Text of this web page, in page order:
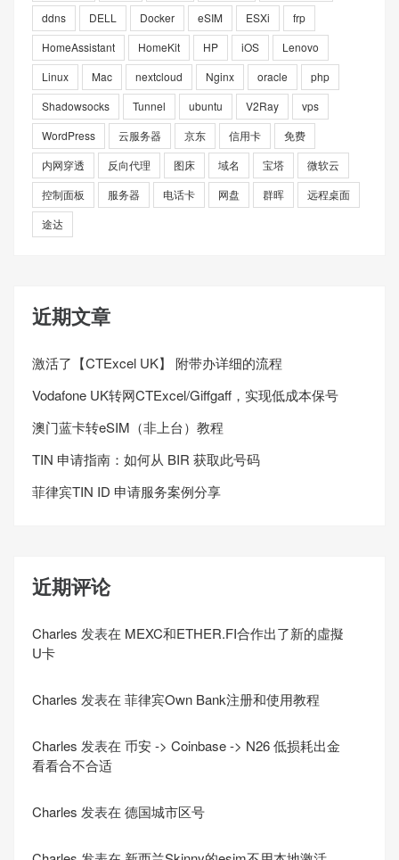
ddns DELL Docker eSIM ESXi
frp
HomeAssistant
HomeKit HP iOS
Lenovo
Linux
Mac nextcloud Nginx oracle
php
Shadowsocks
Tunnel ubuntu V2Ray
vps
WordPress
云服务器 京东 信用卡
免费
内网穿透
反向代理 图床 域名 宝塔
微软云
控制面板
服务器 电话卡 网盘 群晖
远程桌面
途达
近期文章
激活了【CTExcel UK】 附带办详细的流程
Vodafone UK转网CTExcel/Giffgaff，实现低成本保号
澳门蓝卡转eSIM（非上台）教程
TIN 申请指南：如何从 BIR 获取此号码
菲律宾TIN ID 申请服务案例分享
近期评论
Charles 发表在 MEXC和ETHER.FI合作出了新的虛擬
U卡
Charles 发表在 菲律宾Own Bank注册和使用教程
Charles 发表在 币安 -> Coinbase -> N26 低损耗出金
看看合不合适
Charles 发表在 德国城市区号